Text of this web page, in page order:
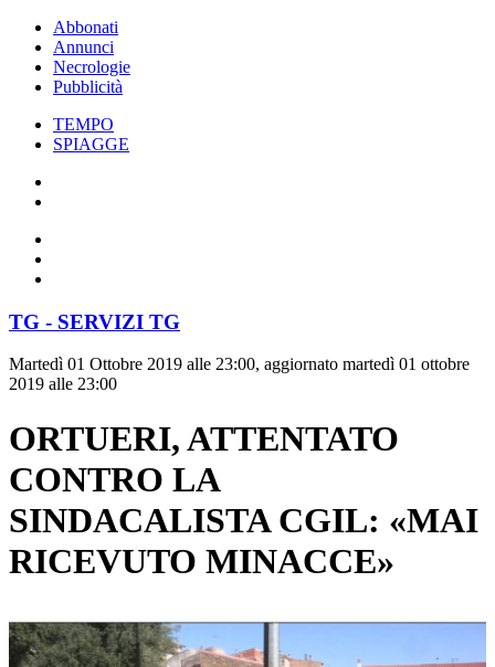
Abbonati
Annunci
Necrologie
Pubblicità
TEMPO
SPIAGGE
TG - SERVIZI TG
Martedì 01 Ottobre 2019 alle 23:00, aggiornato martedì 01 ottobre
2019 alle 23:00
ORTUERI, ATTENTATO
CONTRO LA
SINDACALISTA CGIL: «MAI
RICEVUTO MINACCE»